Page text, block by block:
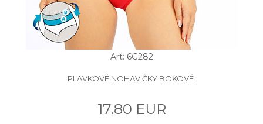
Art: 6G282
PLAVKOVÉ NOHAVIČKY BOKOVÉ.
17.80 EUR